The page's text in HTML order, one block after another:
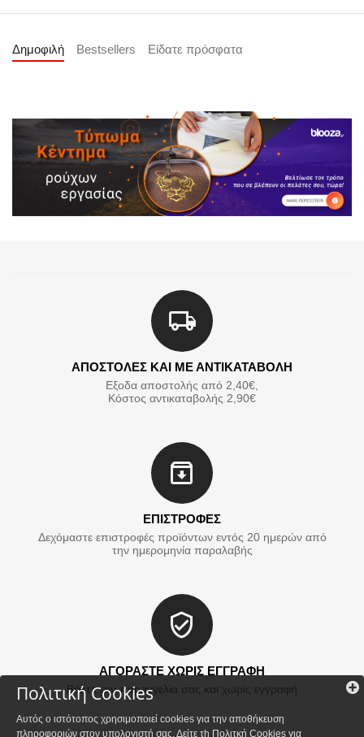
Δημοφιλή Bestsellers Είδατε πρόσφατα
ΑΠΟΣΤΟΛΕΣ ΚΑΙ ΜΕ ΑΝΤΙΚΑΤΑΒΟΛΗ
Εξοδα αποστολής από 2,40€,
Κόστος αντικαταβολής 2,90€
ΕΠΙΣΤΡΟΦΕΣ
Δεχόμαστε επιστροφές προϊόντων εντός 20 ημερών από
την ημερομηνία παραλαβής
ΑΓΟΡΑΣΤΕ ΧΩΡΙΣ ΕΓΓΡΑΦΗ
Βάλτε την παραγγελία σας και χωρίς εγγραφή
Πολιτική Cookies
Αυτός ο ιστότοπος χρησιμοποιεί cookies για την αποθήκευση
πληροφοριών στον υπολογιστή σας. Δείτε τh Πολιτκή Cookies για